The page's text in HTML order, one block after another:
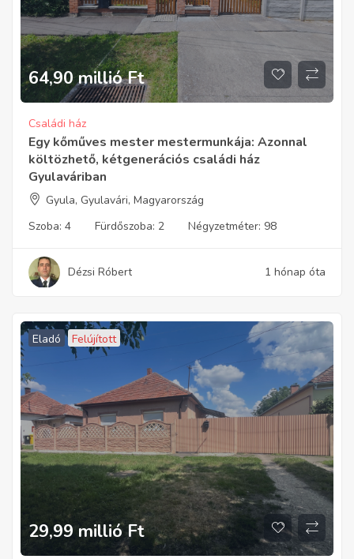
64,90 millió Ft
Családi ház
Egy kőműves mester mestermunkája: Azonnal
költözhető, kétgenerációs családi ház
Gyulaváriban
Gyula, Gyulavári, Magyarország
Szoba: 4 Fürdőszoba: 2 Négyzetméter: 98
Dézsi Róbert 1 hónap óta
Eladó Felújított
29,99 millió Ft